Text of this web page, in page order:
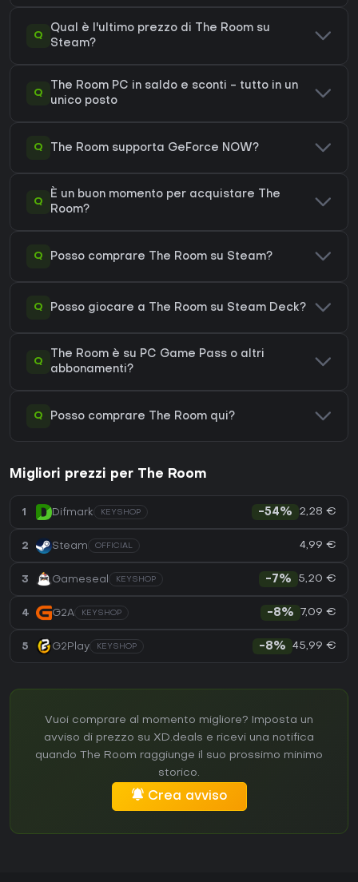
Q
Qual è l'ultimo prezzo di The Room su
Steam?
Q
The Room PC in saldo e sconti - tutto in un
unico posto
Q The Room supporta GeForce NOW?
Q
È un buon momento per acquistare The
Room?
Q Posso comprare The Room su Steam?
Q Posso giocare a The Room su Steam Deck?
Q
The Room è su PC Game Pass o altri
abbonamenti?
Q Posso comprare The Room qui?
Migliori prezzi per The Room
1 Difmark KEYSHOP -54% 2,28 €
2 Steam OFFICIAL 4,99 €
3 Gameseal KEYSHOP -7% 5,20 €
4 G2A KEYSHOP -8% 7,09 €
5 G2Play KEYSHOP -8% 45,99 €
Vuoi comprare al momento migliore? Imposta un
avviso di prezzo su XD.deals e ricevi una notifica
quando The Room raggiunge il suo prossimo minimo
storico.
Crea avviso